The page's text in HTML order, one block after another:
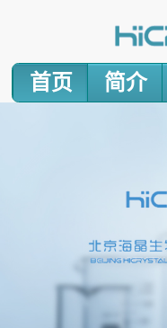
首页 简介